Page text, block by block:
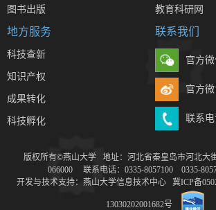
图书出版 教育科研网
地方服务
科技查新
知识产权
成果转化
科技孵化
联系我们
官方
官方
联系
版权所有©燕山大学 地址：河北省秦皇岛市河北大
066000 联系电话：0335-8057100 0335-
开发与技术支持：燕山大学信息技术中心 冀ICP备
13030202001682号